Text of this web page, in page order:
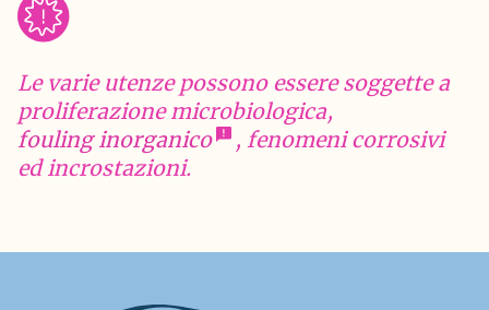
Le varie utenze possono essere soggette a
proliferazione microbiologica,
fouling inorganico
, fenomeni corrosivi
ed incrostazioni.